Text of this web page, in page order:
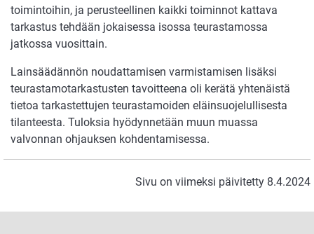
toimintoihin, ja perusteellinen kaikki toiminnot kattava
tarkastus tehdään jokaisessa isossa teurastamossa
jatkossa vuosittain.
Lainsäädännön noudattamisen varmistamisen lisäksi
teurastamotarkastusten tavoitteena oli kerätä yhtenäistä
tietoa tarkastettujen teurastamoiden eläinsuojelullisesta
tilanteesta. Tuloksia hyödynnetään muun muassa
valvonnan ohjauksen kohdentamisessa.
Sivu on viimeksi päivitetty 8.4.2024